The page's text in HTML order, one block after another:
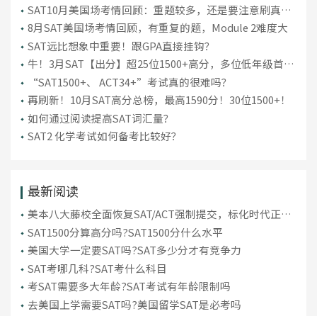
SAT10月美国场考情回顾：重题较多，还是要注意刷真
题！
8月SAT美国场考情回顾，有重复的题，Module 2难度大
SAT远比想象中重要！跟GPA直接挂钩？
牛！3月SAT【出分】超25位1500+高分，多位低年级首考
“上岸”！
“SAT1500+、 ACT34+”考试真的很难吗？
再刷新！10月SAT高分总榜，最高1590分！30位1500+！
如何通过阅读提高SAT词汇量？
SAT2 化学考试如何备考比较好？
最新阅读
美本八大藤校全面恢复SAT/ACT强制提交，标化时代正式
回归!
SAT1500分算高分吗?SAT1500分什么水平
美国大学一定要SAT吗?SAT多少分才有竞争力
SAT考哪几科?SAT考什么科目
考SAT需要多大年龄?SAT考试有年龄限制吗
去美国上学需要SAT吗?美国留学SAT是必考吗